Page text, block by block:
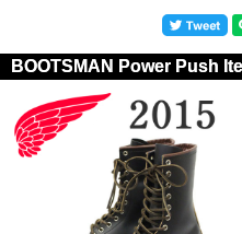
BOOTSMAN Power Push